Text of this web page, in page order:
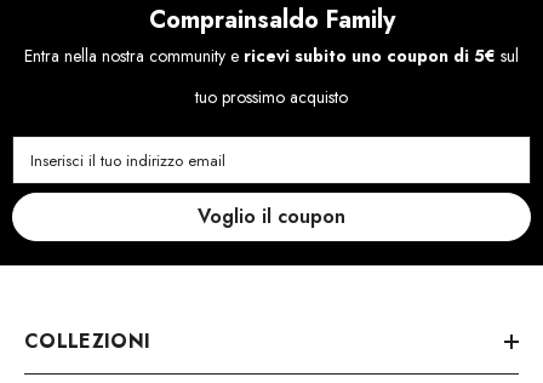
Comprainsaldo Family
Entra nella nostra community e ricevi subito uno coupon di 5€ sul
tuo prossimo acquisto
Inserisci il tuo indirizzo email
Voglio il coupon
COLLEZIONI